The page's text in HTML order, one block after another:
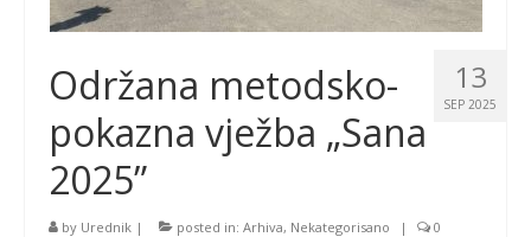
13
SEP 2025
Održana metodsko-
pokazna vježba „Sana
2025”
by Urednik | posted in: Arhiva, Nekategorisano | 0